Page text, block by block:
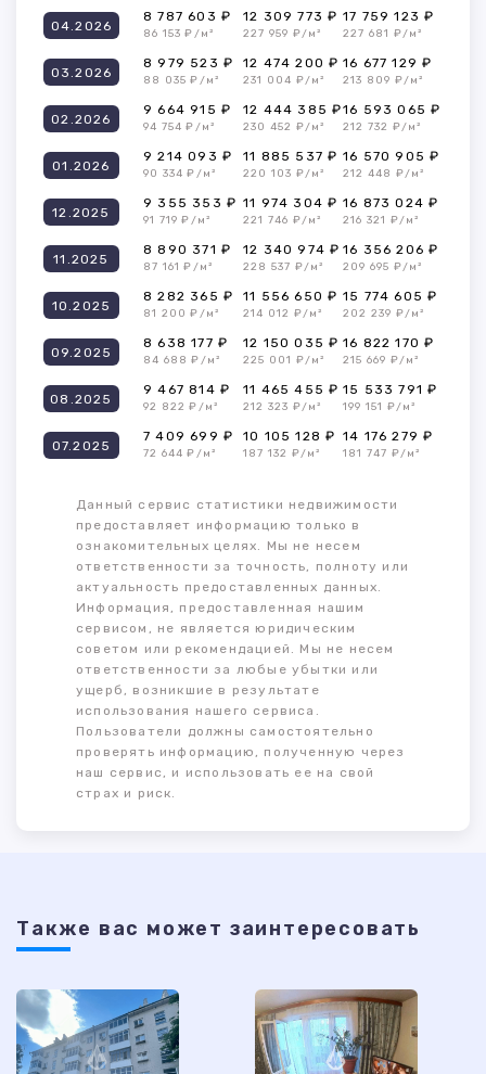
04.2026
8 787 603 ₽
86 153 ₽/м²
12 309 773 ₽
227 959 ₽/м²
17 759 123 ₽
227 681 ₽/м²
03.2026
8 979 523 ₽
88 035 ₽/м²
12 474 200 ₽
231 004 ₽/м²
16 677 129 ₽
213 809 ₽/м²
02.2026
9 664 915 ₽
94 754 ₽/м²
12 444 385 ₽
230 452 ₽/м²
16 593 065 ₽
212 732 ₽/м²
01.2026
9 214 093 ₽
90 334 ₽/м²
11 885 537 ₽
220 103 ₽/м²
16 570 905 ₽
212 448 ₽/м²
12.2025
9 355 353 ₽
91 719 ₽/м²
11 974 304 ₽
221 746 ₽/м²
16 873 024 ₽
216 321 ₽/м²
11.2025
8 890 371 ₽
87 161 ₽/м²
12 340 974 ₽
228 537 ₽/м²
16 356 206 ₽
209 695 ₽/м²
10.2025
8 282 365 ₽
81 200 ₽/м²
11 556 650 ₽
214 012 ₽/м²
15 774 605 ₽
202 239 ₽/м²
09.2025
8 638 177 ₽
84 688 ₽/м²
12 150 035 ₽
225 001 ₽/м²
16 822 170 ₽
215 669 ₽/м²
08.2025
9 467 814 ₽
92 822 ₽/м²
11 465 455 ₽
212 323 ₽/м²
15 533 791 ₽
199 151 ₽/м²
07.2025
7 409 699 ₽
72 644 ₽/м²
10 105 128 ₽
187 132 ₽/м²
14 176 279 ₽
181 747 ₽/м²
Данный сервис статистики недвижимости
предоставляет информацию только в
ознакомительных целях. Мы не несем
ответственности за точность, полноту или
актуальность предоставленных данных.
Информация, предоставленная нашим
сервисом, не является юридическим
советом или рекомендацией. Мы не несем
ответственности за любые убытки или
ущерб, возникшие в результате
использования нашего сервиса.
Пользователи должны самостоятельно
проверять информацию, полученную через
наш сервис, и использовать ее на свой
страх и риск.
Также ваc может заинтересовать